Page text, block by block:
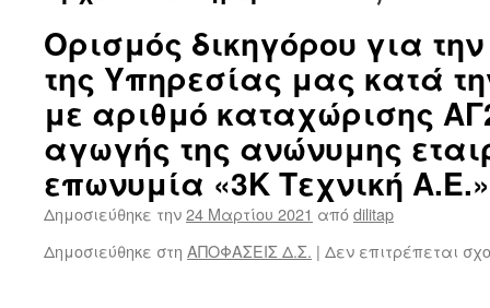
Ορισμός δικηγόρου για
της Υπηρεσίας μας κατά
με αριθμό καταχώρισης
αγωγής της ανώνυμης
επωνυμία «3Κ Τεχνική
Δημοσιεύθηκε την24 Μαρτίου 2021 απόdilitap
Δημοσιεύθηκε στη ΑΠΟΦΑΣΕΙΣ Δ.Σ. | Δεν επιτρέπεται